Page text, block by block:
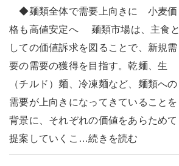
◆麺類全体で需要上向きに 小麦価
格も高値安定へ 麺類市場は、主食と
しての価値訴求を図ることで、新規需
要の需要の獲得を目指す。乾麺、生
（チルド）麺、冷凍麺など、麺類への
需要が上向きになってきていることを
背景に、それぞれの価値をあらためて
提案していくこ…続きを読む